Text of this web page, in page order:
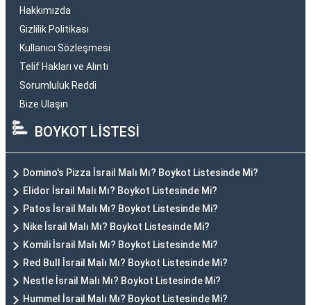
Hakkımızda
Gizlilik Politikası
Kullanıcı Sözleşmesi
Telif Hakları ve Alıntı
Sorumluluk Reddi
Bize Ulaşın
BOYKOT LİSTESİ
Domino's Pizza İsrail Malı Mı? Boykot Listesinde Mi?
Elidor İsrail Malı Mı? Boykot Listesinde Mi?
Patos İsrail Malı Mı? Boykot Listesinde Mi?
Nike İsrail Malı Mı? Boykot Listesinde Mi?
Komili İsrail Malı Mı? Boykot Listesinde Mi?
Red Bull İsrail Malı Mı? Boykot Listesinde Mi?
Nestle İsrail Malı Mı? Boykot Listesinde Mi?
Hummel İsrail Malı Mı? Boykot Listesinde Mi?